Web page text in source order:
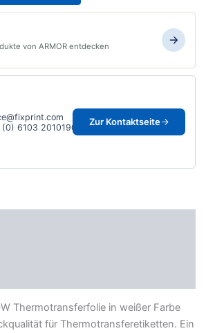
von ARMOR entdecken
6103 2010190
Zur Kontaktseite
Thermotransferfolie in weißer Farbe
für Thermotransferetiketten. Ein